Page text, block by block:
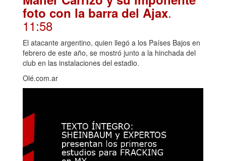
foto con la barra del Ajax.
11:58
El atacante argentino, quien llegó a los Países Bajos en
febrero de este año, se mostró junto a la hinchada del
club en las instalaciones del estadio.
Olé.com.ar